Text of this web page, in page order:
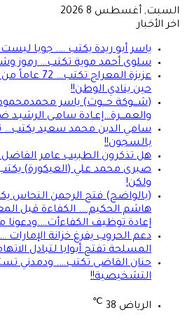
السبت, أغسطس 8 2026
اخر الأخبار
ياسر أبو ريدة يكتب …. جوبا
سلوى أحمد موية تكتب… رموز
عزيزة
حين ينادي الوطن!!
(شـــوكة حـــوت) ياسر
والعمـــرة…إعـادة سامـى الرشيـد
سامي الدين محمد سعيد يكتب…
بالسجون!!
هل تذكرون الطبيب عامر
صبرى محمد علي (العيكورة)
ولكن!
(بالواضح) فتح الرحمن النحاس
هاشم الحكيم…. الكفاءة قبل
إعادة توظيف الكفاءأت….ودعونا
دعم الحروب يفرغ خزانة الإمارات
المسلحة تفتح أبوابا لتبادل
حنان القاضى تكتب…. ودمدني
التشخيصية!!
الرياض 38
℃